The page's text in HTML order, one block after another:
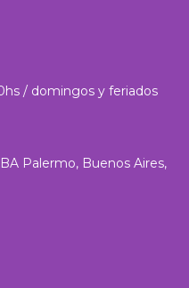
/ domingos y feriados
Palermo, Buenos Aires,